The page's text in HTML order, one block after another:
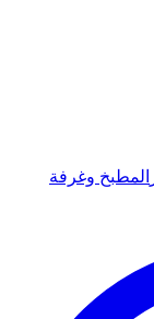
المطبخ وغرفة